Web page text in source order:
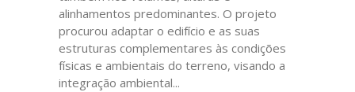
alinhamentos predominantes. O projeto
procurou adaptar o edifício e as suas
estruturas complementares às condições
físicas e ambientais do terreno, visando a
integração ambiental...